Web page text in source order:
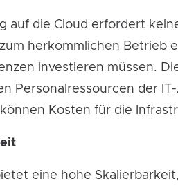
auf die Cloud erfordert
herkömmlichen Betrieb
investieren müssen.
Personalressourcen der
Kosten für die
eine hohe